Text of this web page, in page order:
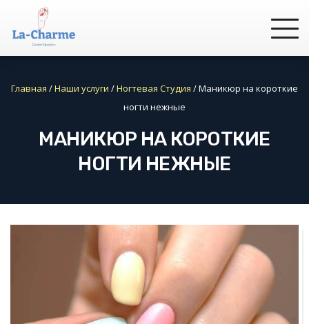
Главная /Наши услуги /Ногтевая Студия /Маникюр на короткие
ногти нежные
МАНИКЮР НА КОРОТКИЕ
НОГТИ НЕЖНЫЕ